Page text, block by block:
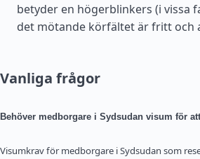
betyder en högerblinkers (i vissa
det mötande körfältet är fritt och
Vanliga frågor
Behöver medborgare i Sydsudan visum för
Visumkrav för medborgare i Sydsudan som